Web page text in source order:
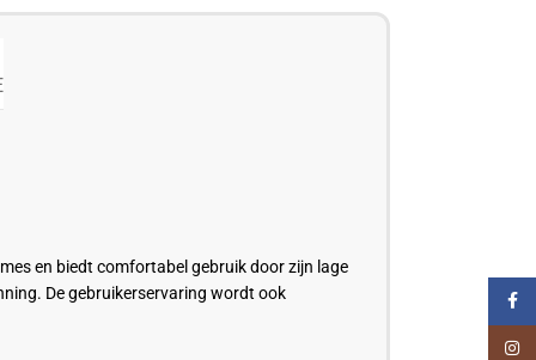
en biedt comfortabel gebruik door zijn lage
De gebruikerservaring wordt ook